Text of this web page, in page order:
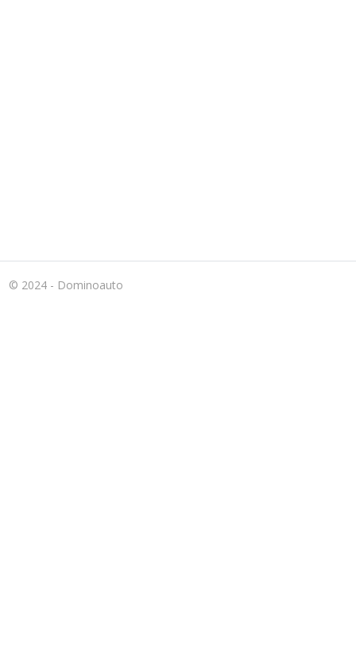
© 2024 - Dominoauto